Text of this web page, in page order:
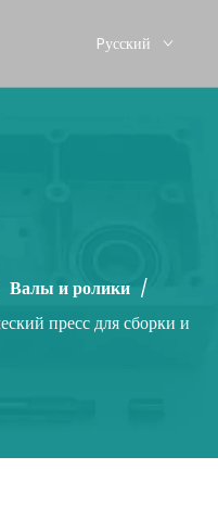
Pусский
Валы и ролики /
пресс для сборки и